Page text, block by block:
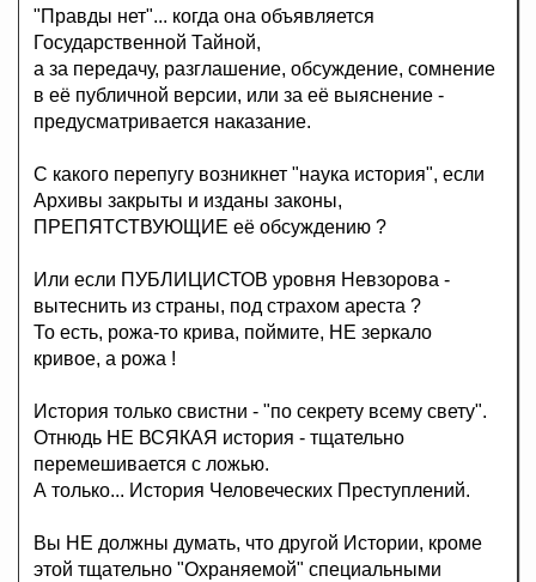
"Правды нет"... когда она объявляется
Государственной Тайной,
а за передачу, разглашение, обсуждение, сомнение
в её публичной версии, или за её выяснение -
предусматривается наказание.
С какого перепугу возникнет "наука история", если
Архивы закрыты и изданы законы,
ПРЕПЯТСТВУЮЩИЕ её обсуждению ?
Или если ПУБЛИЦИСТОВ уровня Невзорова -
вытеснить из страны, под страхом ареста ?
То есть, рожа-то крива, поймите, НЕ зеркало
кривое, а рожа !
История только свистни - "по секрету всему свету".
Отнюдь НЕ ВСЯКАЯ история - тщательно
перемешивается с ложью.
А только... История Человеческих Преступлений.
Вы НЕ должны думать, что другой Истории, кроме
этой тщательно "Охраняемой" специальными